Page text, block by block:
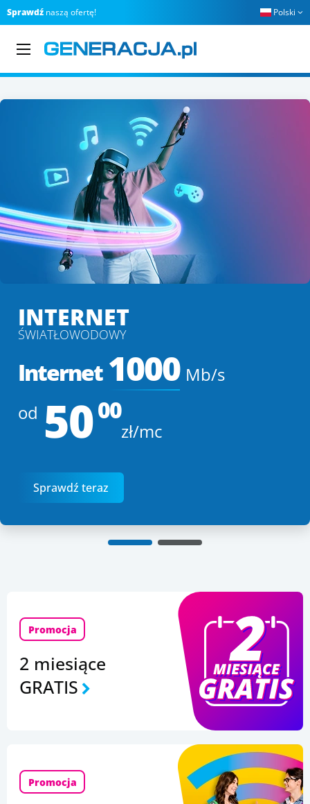
Sprawdź naszą ofertę! Polski 
INTERNET
ŚWIATŁOWODOWY
Internet 1000 Mb/s
od 5000
zł/mc
Sprawdź teraz
Promocja
2 miesiące
GRATIS
Promocja